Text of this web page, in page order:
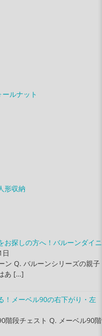
ルナット
形収納
お探しの方へ！バルーンダイニ
日
ン Q. バルーンシリーズの親子
あ […]
！メーベル90の右下がり・左
階段チェスト Q. メーベル90階